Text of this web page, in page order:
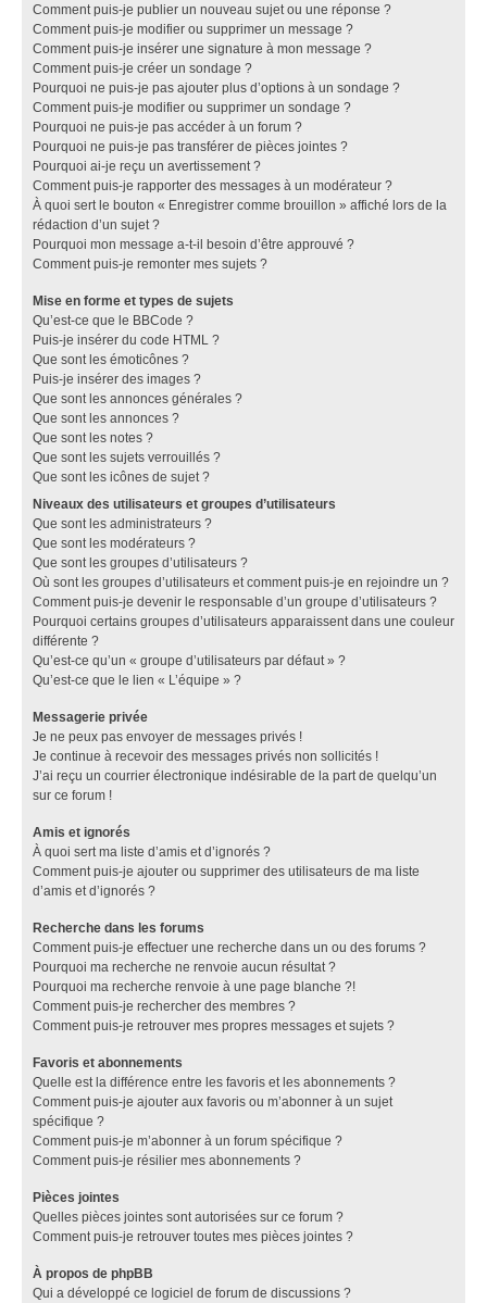
Comment puis-je publier un nouveau sujet ou une réponse ?
Comment puis-je modifier ou supprimer un message ?
Comment puis-je insérer une signature à mon message ?
Comment puis-je créer un sondage ?
Pourquoi ne puis-je pas ajouter plus d’options à un sondage ?
Comment puis-je modifier ou supprimer un sondage ?
Pourquoi ne puis-je pas accéder à un forum ?
Pourquoi ne puis-je pas transférer de pièces jointes ?
Pourquoi ai-je reçu un avertissement ?
Comment puis-je rapporter des messages à un modérateur ?
À quoi sert le bouton « Enregistrer comme brouillon » affiché lors de la
rédaction d’un sujet ?
Pourquoi mon message a-t-il besoin d’être approuvé ?
Comment puis-je remonter mes sujets ?
Mise en forme et types de sujets
Qu’est-ce que le BBCode ?
Puis-je insérer du code HTML ?
Que sont les émoticônes ?
Puis-je insérer des images ?
Que sont les annonces générales ?
Que sont les annonces ?
Que sont les notes ?
Que sont les sujets verrouillés ?
Que sont les icônes de sujet ?
Niveaux des utilisateurs et groupes d’utilisateurs
Que sont les administrateurs ?
Que sont les modérateurs ?
Que sont les groupes d’utilisateurs ?
Où sont les groupes d’utilisateurs et comment puis-je en rejoindre un ?
Comment puis-je devenir le responsable d’un groupe d’utilisateurs ?
Pourquoi certains groupes d’utilisateurs apparaissent dans une couleur
différente ?
Qu’est-ce qu’un « groupe d’utilisateurs par défaut » ?
Qu’est-ce que le lien « L’équipe » ?
Messagerie privée
Je ne peux pas envoyer de messages privés !
Je continue à recevoir des messages privés non sollicités !
J’ai reçu un courrier électronique indésirable de la part de quelqu’un
sur ce forum !
Amis et ignorés
À quoi sert ma liste d’amis et d’ignorés ?
Comment puis-je ajouter ou supprimer des utilisateurs de ma liste
d’amis et d’ignorés ?
Recherche dans les forums
Comment puis-je effectuer une recherche dans un ou des forums ?
Pourquoi ma recherche ne renvoie aucun résultat ?
Pourquoi ma recherche renvoie à une page blanche ?!
Comment puis-je rechercher des membres ?
Comment puis-je retrouver mes propres messages et sujets ?
Favoris et abonnements
Quelle est la différence entre les favoris et les abonnements ?
Comment puis-je ajouter aux favoris ou m’abonner à un sujet
spécifique ?
Comment puis-je m’abonner à un forum spécifique ?
Comment puis-je résilier mes abonnements ?
Pièces jointes
Quelles pièces jointes sont autorisées sur ce forum ?
Comment puis-je retrouver toutes mes pièces jointes ?
À propos de phpBB
Qui a développé ce logiciel de forum de discussions ?